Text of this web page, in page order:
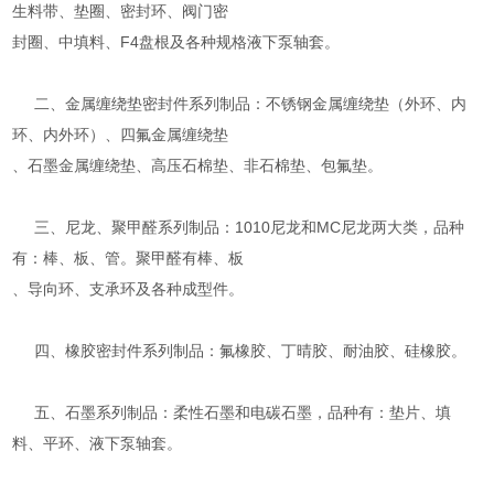
生料带、垫圈、密封环、阀门密
封圈、中填料、F4盘根及各种规格液下泵轴套。
二、金属缠绕垫密封件系列制品：不锈钢金属缠绕垫（外环、内
环、内外环）、四氟金属缠绕垫
、石墨金属缠绕垫、高压石棉垫、非石棉垫、包氟垫。
三、尼龙、聚甲醛系列制品：1010尼龙和MC尼龙两大类，品种
有：棒、板、管。聚甲醛有棒、板
、导向环、支承环及各种成型件。
四、橡胶密封件系列制品：氟橡胶、丁晴胶、耐油胶、硅橡胶。
五、石墨系列制品：柔性石墨和电碳石墨，品种有：垫片、填
料、平环、液下泵轴套。